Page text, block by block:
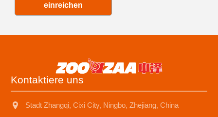
einreichen
Kontaktiere uns
Stadt Zhangqi, Cixi City, Ningbo, Zhejiang, China